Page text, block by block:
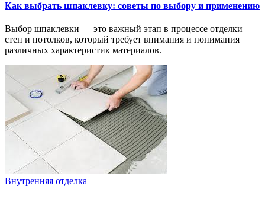
Как выбрать шпаклевку: советы по выбору и применению
Выбор шпаклевки — это важный этап в процессе отделки
стен и потолков, который требует внимания и понимания
различных характеристик материалов.
Внутренняя отделка